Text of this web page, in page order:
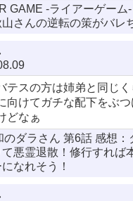
GAME -ライアーゲーム
さんの逆転の策がバレ
テスの方は姉弟と同じ
向けてガチな配下をぶ
どなぁ
のダラさん 第6話 感想：
て悪霊退散！修行すれば
なれそう！